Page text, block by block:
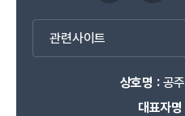
관련사이트
상호명 :공
대표자명